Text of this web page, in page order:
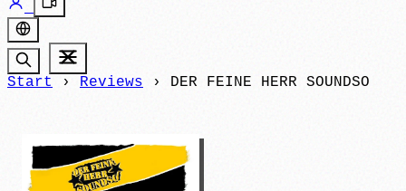
Start › Reviews › DER FEINE HERR SOUNDSO